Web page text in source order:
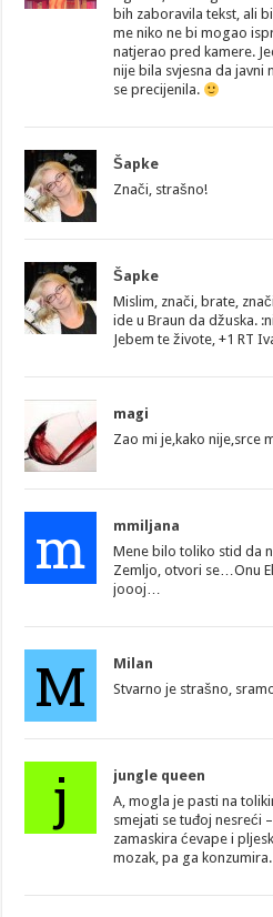
bih zaboravila tekst, ali
me niko ne bi mogao
natjerao pred kamere.
nije bila svjesna da javni
se precijenila.
Šapke
Znači, strašno!
Šapke
Mislim, znači, brate,
ide u Braun da džuska.
Jebem te živote, +1 RT
magi
Zao mi je,kako nije,srce
m mmiljana
Mene bilo toliko stid da
Zemljo, otvori se…Onu
joooj…
M Milan
Stvarno je strašno,
j jungle queen
A, mogla je pasti na
smejati se tuđoj nesreći
zamaskira ćevape i
mozak, pa ga